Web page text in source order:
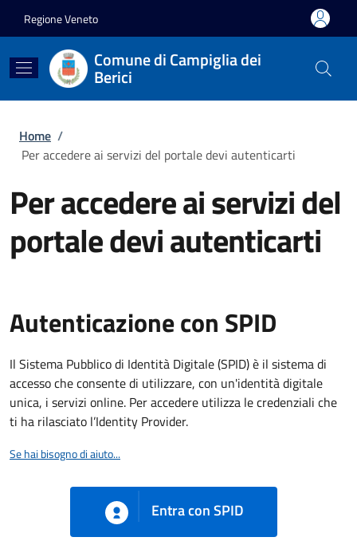
Regione Veneto
Comune di Campiglia dei
Berici
Briciole di pane
Home /
Per accedere ai servizi del portale devi autenticarti
Per accedere ai servizi del
portale devi autenticarti
Autenticazione con SPID
Il Sistema Pubblico di Identità Digitale (SPID) è il sistema di
accesso che consente di utilizzare, con un'identità digitale
unica, i servizi online. Per accedere utilizza le credenziali che
ti ha rilasciato l’Identity Provider.
Se hai bisogno di aiuto...
Entra con SPID